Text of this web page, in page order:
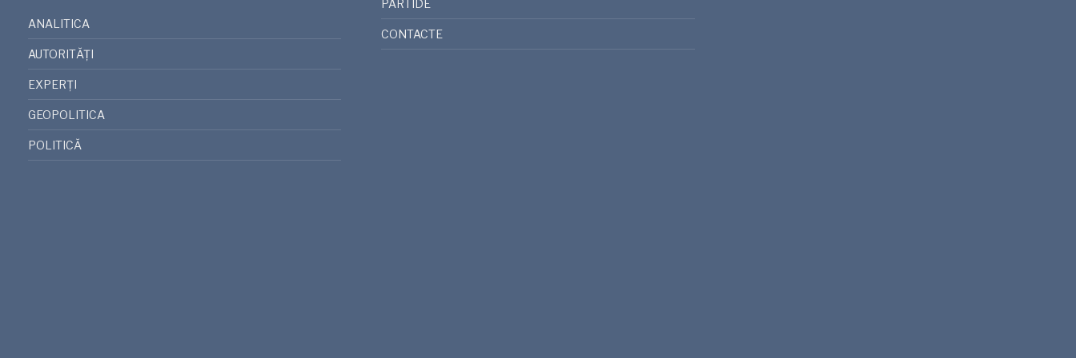
ANALITICA
AUTORITĂȚI
EXPERȚI
GEOPOLITICA
POLITICĂ
PARTIDE
CONTACTE